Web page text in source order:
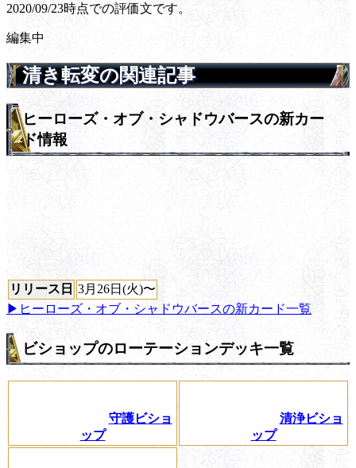
2020/09/23時点での評価文です。
編集中
清き転変の関連記事
ヒーローズ・オブ・シャドウバースの新カー
ド情報
リリース日 3月26日(火)〜
▶ヒーローズ・オブ・シャドウバースの新カード一覧
ビショップのローテーションデッキ一覧
守護ビショ
ップ
清浄ビショ
ップ